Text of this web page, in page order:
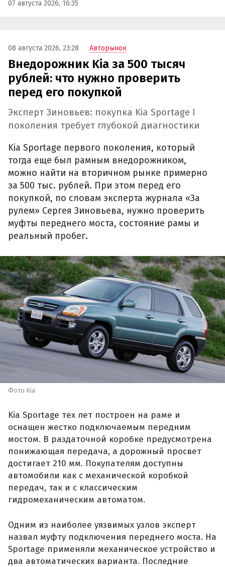
07 августа 2026, 16:35
08 августа 2026, 23:28 Авторынок
Внедорожник Kia за 500 тысяч
рублей: что нужно проверить
перед его покупкой
Эксперт Зиновьев: покупка Kia Sportage I
поколения требует глубокой диагностики
Kia Sportage первого поколения, который
тогда еще был рамным внедорожником,
можно найти на вторичном рынке примерно
за 500 тыс. рублей. При этом перед его
покупкой, по словам эксперта журнала «За
рулем» Сергея Зиновьева, нужно проверить
муфты переднего моста, состояние рамы и
реальный пробег.
Фото Kia
Kia Sportage тех лет построен на раме и
оснащен жестко подключаемым передним
мостом. В раздаточной коробке предусмотрена
понижающая передача, а дорожный просвет
достигает 210 мм. Покупателям доступны
автомобили как с механической коробкой
передач, так и с классическим
гидромеханическим автоматом.
Одним из наиболее уязвимых узлов эксперт
назвал муфту подключения переднего моста. На
Sportage применяли механическое устройство и
два автоматических варианта. Последние